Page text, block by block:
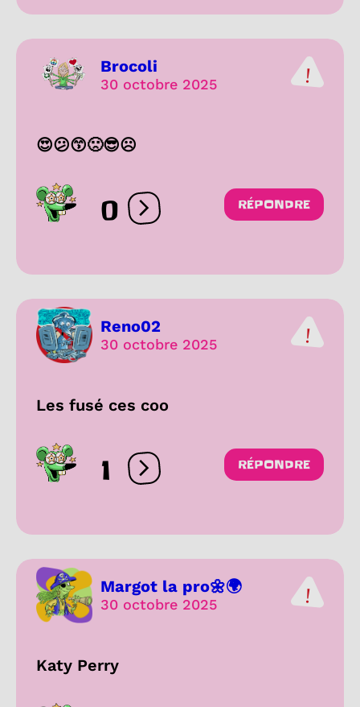
Brocoli
30 octobre 2025
😍😕😙🙁😎☹️
0 Ouvrir les réactions
RÉPONDRE
Reno02
30 octobre 2025
Les fusé ces coo
1 Ouvrir les réactions
RÉPONDRE
Margot la pro🌼🌍
30 octobre 2025
Katy Perry